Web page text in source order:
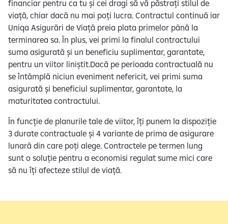
financiar pentru ca tu și cei dragi să vă păstrați stilul de
viață, chiar dacă nu mai poți lucra. Contractul continuă iar
Uniqa Asigurări de Viață preia plata primelor până la
terminarea sa. În plus, vei primi la finalul contractului
suma asigurată și un beneficiu suplimentar, garantate,
pentru un viitor liniștit.Dacă pe perioada contractuală nu
se întâmplă niciun eveniment nefericit, vei primi suma
asigurată și beneficiul suplimentar, garantate, la
maturitatea contractului.
În funcție de planurile tale de viitor, îți punem la dispoziție
3 durate contractuale și 4 variante de prima de asigurare
lunară din care poți alege. Contractele pe termen lung
sunt o soluție pentru a economisi regulat sume mici care
să nu îți afecteze stilul de viață.